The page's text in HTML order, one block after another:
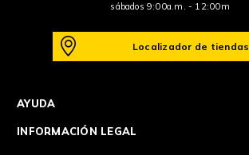
sábados 9:00a.m. - 12:00m
Localizador de tiendas
AYUDA
INFORMACIÓN LEGAL